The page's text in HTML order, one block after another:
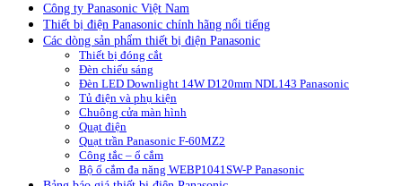
Công ty Panasonic Việt Nam
Thiết bị điện Panasonic chính hãng nổi tiếng
Các dòng sản phẩm thiết bị điện Panasonic
Thiết bị đóng cắt
Đèn chiếu sáng
Đèn LED Downlight 14W D120mm NDL143 Panasonic
Tủ điện và phụ kiện
Chuông cửa màn hình
Quạt điện
Quạt trần Panasonic F-60MZ2
Công tắc – ổ cắm
Bộ ổ cắm đa năng WEBP1041SW-P Panasonic